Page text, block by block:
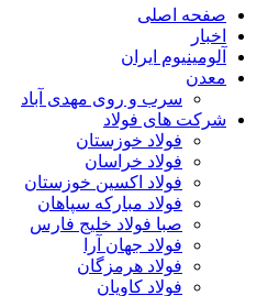
صفحه اصلی
اخبار
آلومینیوم ایران
معدن
سرب و روی مهدی آباد
شرکت های فولاد
فولاد خوزستان
فولاد خراسان
فولاد اکسین خوزستان
فولاد مبارکه سپاهان
صبا فولاد خلیج فارس
فولاد جهان آرا
فولاد هرمزگان
فولاد کاویان